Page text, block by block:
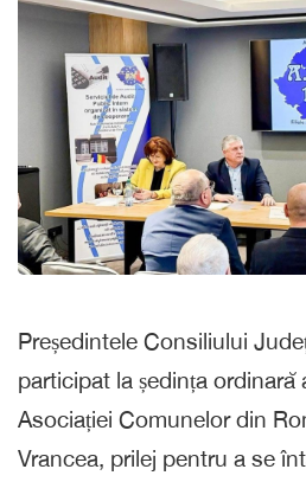
Președintele Consiliului
participat la ședința ordinară
Asociației Comunelor din
Vrancea, prilej pentru a se